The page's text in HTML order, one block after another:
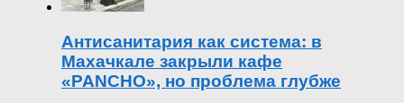
Антисанитария как система: в
Махачкале закрыли кафе
«PANCHO», но проблема глубже